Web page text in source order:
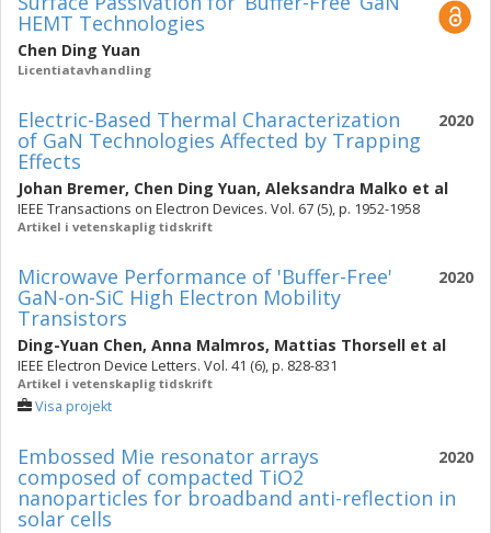
HEMT Technologies
Chen Ding Yuan
Licentiatavhandling
2020
Electric-Based Thermal Characterization
of GaN Technologies Affected by Trapping
Effects
Johan Bremer, Chen Ding Yuan, Aleksandra Malko et al
IEEE Transactions on Electron Devices. Vol. 67 (5), p. 1952-1958
Artikel i vetenskaplig tidskrift
2020
Microwave Performance of 'Buffer-Free'
GaN-on-SiC High Electron Mobility
Transistors
Ding-Yuan Chen, Anna Malmros, Mattias Thorsell et al
IEEE Electron Device Letters. Vol. 41 (6), p. 828-831
Artikel i vetenskaplig tidskrift
Visa projekt
2020
Embossed Mie resonator arrays
composed of compacted TiO2
nanoparticles for broadband anti-reflection in
solar cells